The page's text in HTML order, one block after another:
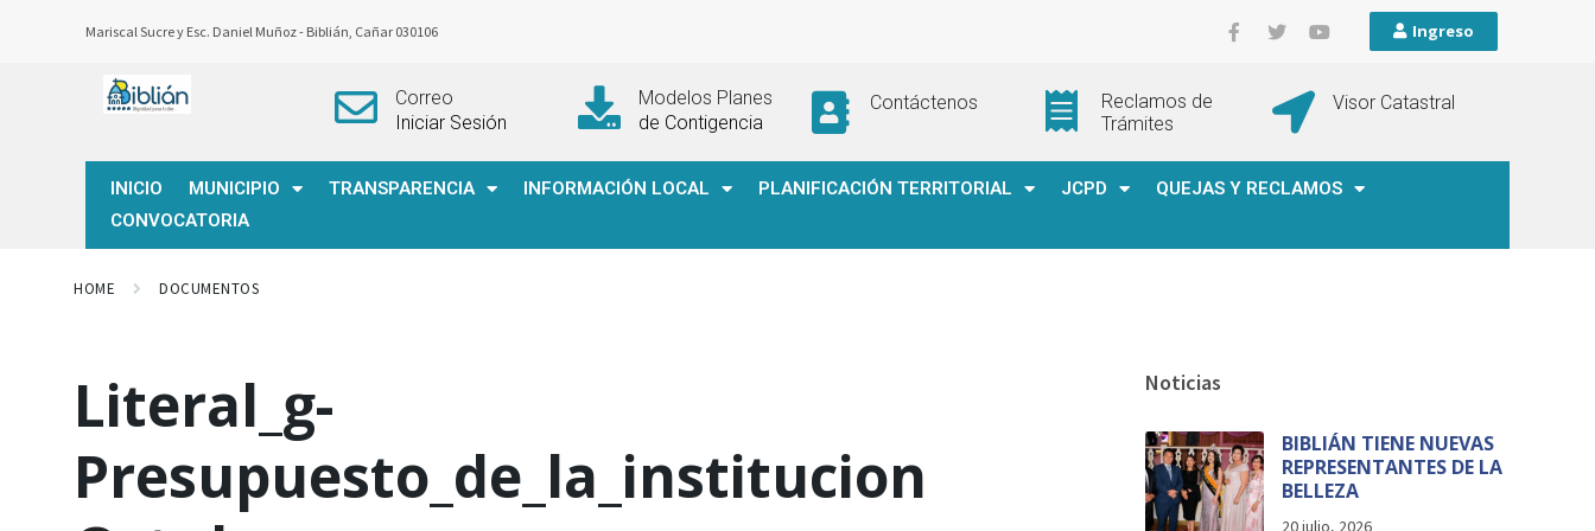
Mariscal Sucre y Esc. Daniel Muñoz - Biblián, Cañar 030106 Ingreso
Correo
Iniciar Sesión
Modelos Planes
de Contigencia
Contáctenos
Reclamos de
Trámites
Visor Catastral
INICIO MUNICIPIO TRANSPARENCIA INFORMACIÓN LOCAL PLANIFICACIÓN TERRITORIAL JCPD
QUEJAS Y RECLAMOS
CONVOCATORIA
HOME DOCUMENTOS
Literal_g-
Presupuesto_de_la_institucion
Noticias
BIBLIÁN TIENE NUEVAS
REPRESENTANTES DE LA
BELLEZA
20 julio, 2026